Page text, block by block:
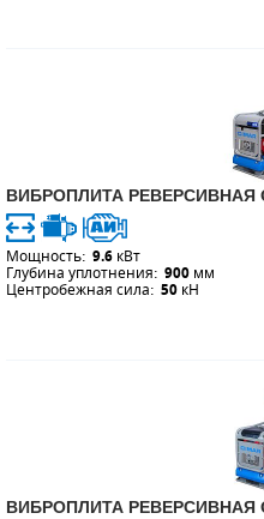
ВИБРОПЛИТА РЕВЕРСИВНАЯ
Мощность: 9.6 кВт
Глубина уплотнения: 900 мм
Центробежная сила: 50 кН
ВИБРОПЛИТА РЕВЕРСИВНАЯ